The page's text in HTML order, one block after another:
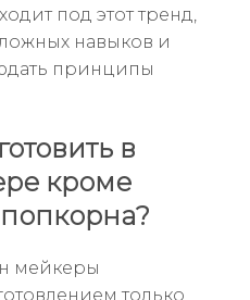
под этот тренд,
навыков и
принципы
в
кроме
мейкеры
только